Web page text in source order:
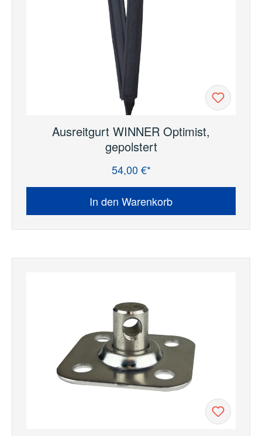
Ausreitgurt WINNER Optimist,
gepolstert
54,00 €*
In den Warenkorb